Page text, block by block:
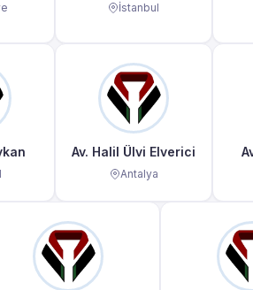
İstanbul
Av. Halil Ülvi Elverici
Antalya